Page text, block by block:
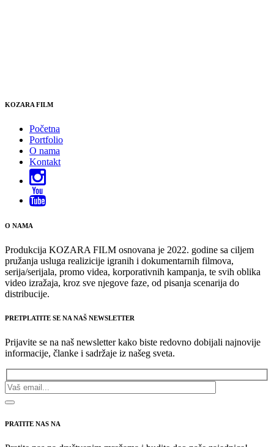
KOZARA FILM
Početna
Portfolio
O nama
Kontakt
O NAMA
Produkcija KOZARA FILM osnovana je 2022. godine sa ciljem
pružanja usluga realizicije igranih i dokumentarnih filmova,
serija/serijala, promo videa, korporativnih kampanja, te svih oblika
video izražaja, kroz sve njegove faze, od pisanja scenarija do
distribucije.
PRETPLATITE SE NA NAŠ NEWSLETTER
Prijavite se na naš newsletter kako biste redovno dobijali najnovije
informacije, članke i sadržaje iz našeg sveta.
PRATITE NAS NA